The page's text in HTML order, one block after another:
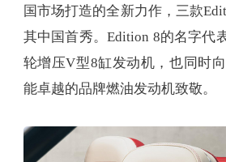
国市场打造的全新力作，三款
其中国首秀。Edition 8的名字代
轮增压V型8缸发动机，也同时
能卓越的品牌燃油发动机致敬。